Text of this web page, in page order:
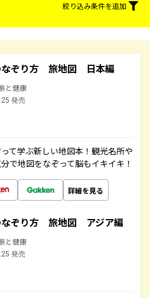
絞り込み条件を追加
なぞり方 旅地図 日本編
と健康
発売
て学ぶ新しい地図本！観光名所や
で地図をなぞって脳もイキイキ！
詳細を見る
なぞり方 旅地図 アジア編
と健康
発売